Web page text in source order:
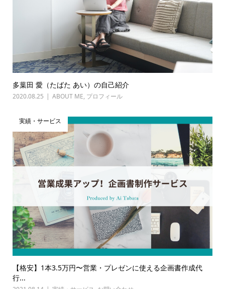
多葉田 愛（たばた あい）の自己紹介
2020.08.25 ABOUT ME, プロフィール
実績・サービス
【格安】1本3.5万円〜営業・プレゼンに使える企画書作成代
行...